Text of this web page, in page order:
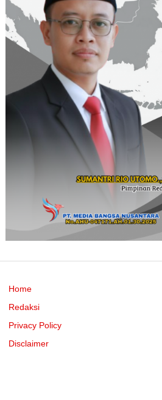
Home
Redaksi
Privacy Policy
Disclaimer